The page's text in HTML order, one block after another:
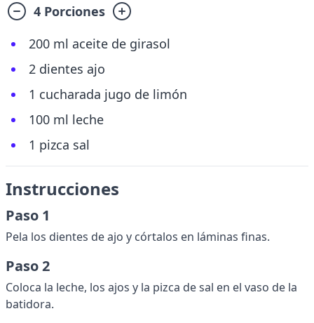
4 Porciones
200 ml aceite de girasol
2 dientes ajo
1 cucharada jugo de limón
100 ml leche
1 pizca sal
Instrucciones
Paso 1
Pela los dientes de ajo y córtalos en láminas finas.
Paso 2
Coloca la leche, los ajos y la pizca de sal en el vaso de la
batidora.